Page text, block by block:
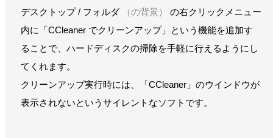
デスクトップ / フォルダ
（の背景）
の右クリックメニュー
内に「CCleaner でクリーンアップ」という機能を追加す
ることで、ハードディスクの掃除を手軽に行えるようにし
てくれます。
クリーンアップ実行時には、「CCleaner」のウインドウが
表示されないというサイレントなソフトです。